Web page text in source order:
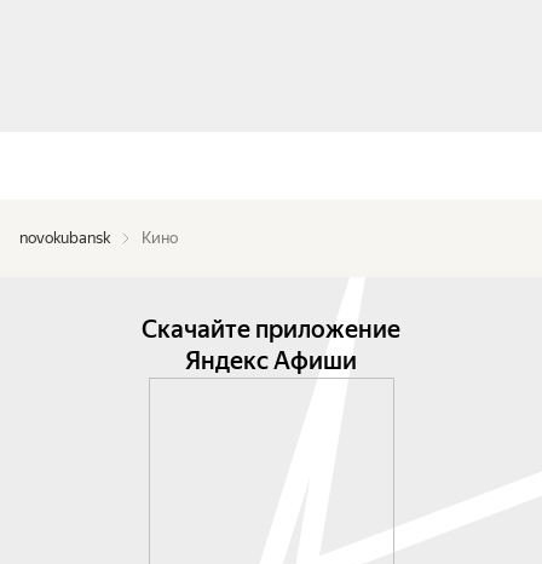
novokubansk Кино
Скачайте приложение
Яндекс Афиши